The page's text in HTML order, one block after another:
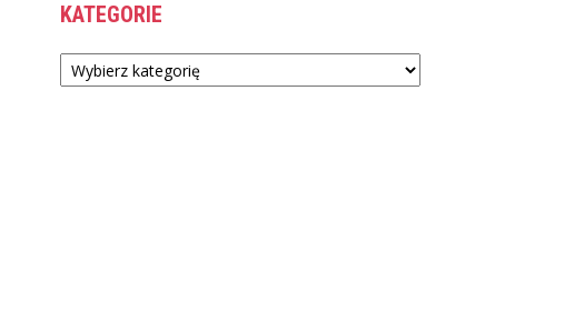
KATEGORIE
Kategorie